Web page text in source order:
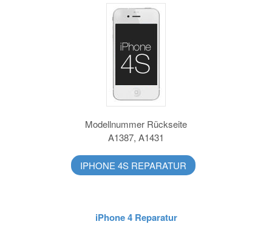
Modellnummer Rückseite
A1387, A1431
IPHONE 4S REPARATUR
iPhone 4 Reparatur